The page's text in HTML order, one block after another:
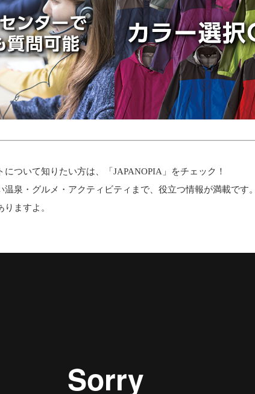
について知りたい方は、「 JAPANOPIA 」をチェック！
泉・グルメ・アクティビティまで、役立つ情報が満載です。
ますよ。